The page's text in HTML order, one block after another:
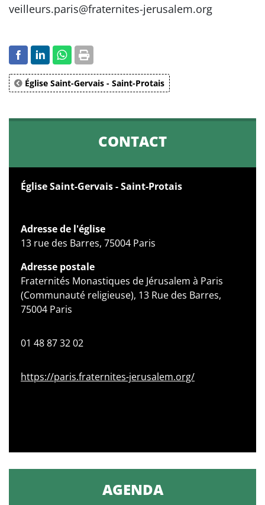
veilleurs.paris@fraternites-jerusalem.org
Église Saint-Gervais - Saint-Protais
CONTACT
Église Saint-Gervais - Saint-Protais
Adresse de l'église
13 rue des Barres, 75004 Paris
Adresse postale
Fraternités Monastiques de Jérusalem à Paris
(Communauté religieuse), 13 Rue des Barres,
75004 Paris
01 48 87 32 02
https://paris.fraternites-jerusalem.org/
AGENDA